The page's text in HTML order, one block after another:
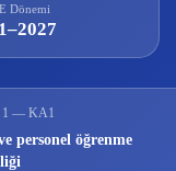
Dönemi
1 — KA1
personel öğrenme